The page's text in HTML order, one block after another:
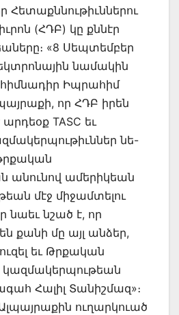
Հետաքննութիւններու
(ՀԴԲ) կը քննէր
«8 Սեպտեմբեր
նամակին
Իպրահիմ
որ ՀԴԲ իրեն
TASC եւ
նե-
անունով ամերիկեան
մէջ միջամտելու
նաեւ նշած է, որ
քանի մը այլ անձեր,
եւ Թրքական
Հալիլ Տանիշմազ»։
ուղարկուած